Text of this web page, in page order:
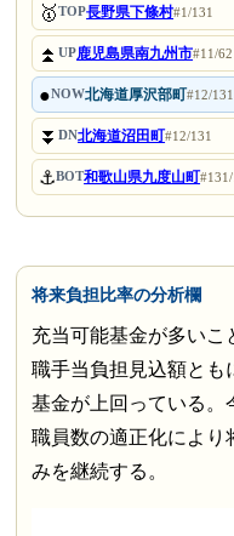
🥇TOP長野県下條村#1/131
⏫UP鹿児島県南九州市#11/62
●NOW北海道厚沢部町#12/131
⏬DN北海道沼田町#12/131
⚓BOT和歌山県九度山町#131/
将来負担比率の分析欄
充当可能基金が多いこ
職手当負担見込額とも
基金が上回っている。
職員数の適正化により
みを継続する。